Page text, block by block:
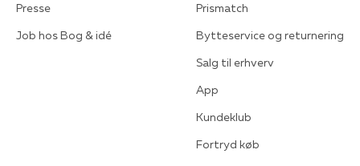
Presse
Job hos Bog & idé
Prismatch
Bytteservice og returnering
Salg til erhverv
App
Kundeklub
Fortryd køb